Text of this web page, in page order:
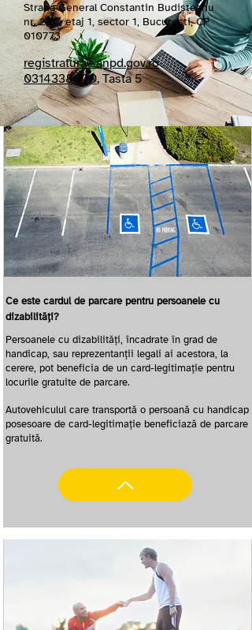
Strada General Constantin Budișteanu
nr. 28C, etaj 1, sector 1, București, CP
010773
registratura@anpd.gov.ro
0314338090, Tasta 5
Ce este cardul de parcare pentru persoanele cu
dizabilități?
Persoanele cu dizabilități, încadrate în grad de
handicap, sau reprezentanţii legali ai acestora, la
cerere, pot beneficia de un card-legitimaţie pentru
locurile gratuite de parcare.
Autovehiculul care transportă o persoană cu handicap
posesoare de card-legitimaţie beneficiază de parcare
gratuită.